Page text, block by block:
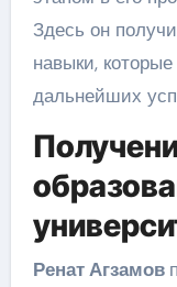
Здесь он
навыки,
дальнейших
Ренат Агзамов